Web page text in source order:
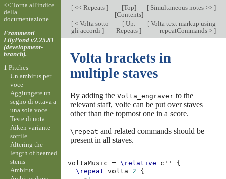
[<< Repeats ] [Top]
[Contents]
[Simultaneous notes >> ]
[< Volta sotto
gli accordi ]
[Up:
Repeats]
[Volta text markup using
repeatCommands > ]
Volta brackets in
multiple staves
By adding the Volta_engraverto the
relevant staff, volte can be put over staves
other than the topmost one in a score.
\repeat and related commands should be
present in all staves.
voltaMusic = \relative c''
{
\repeat
volta 2
{
<< Torna all'indice
della
documentazione
Frammenti
LilyPond v2.25.81
(development-
branch).
1 Pitches
Un ambitus per
voce
Aggiungere un
segno di ottava a
una sola voce
Teste di nota
Aiken variante
sottile
Altering the
length of beamed
stems
Ambitus